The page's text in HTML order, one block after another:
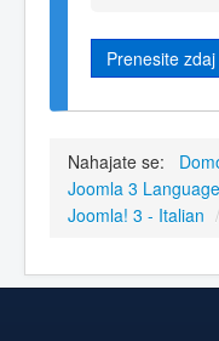
Prenesite zdaj
Nahajate se:
Joomla 3
Joomla! 3 - Italian /